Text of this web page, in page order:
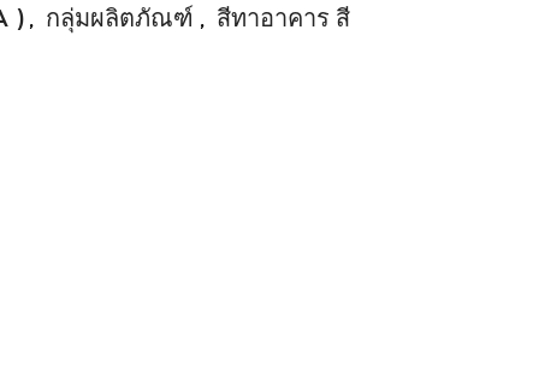
) กลุ่มผลิตภัณฑ์ สีทาอาคาร สี